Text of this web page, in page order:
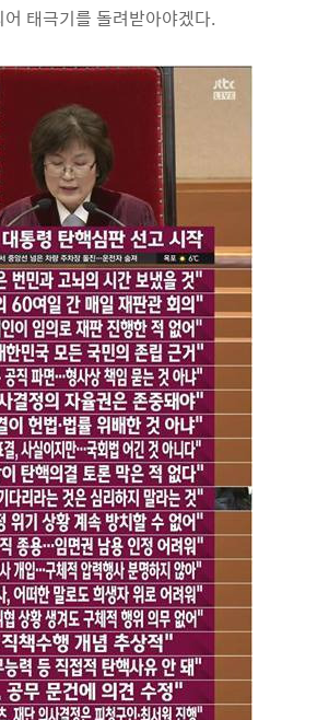
태극기를 돌려받아야겠다.